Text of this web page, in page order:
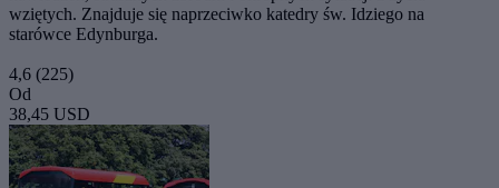
wziętych. Znajduje się naprzeciwko katedry św. Idziego na
starówce Edynburga.
4,6 (225)
Od
38,45 USD